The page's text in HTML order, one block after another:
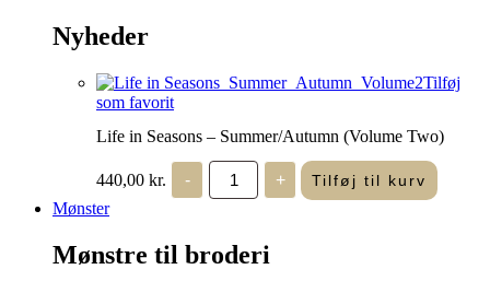
Nyheder
Tilføj
som favorit
Life in Seasons – Summer/Autumn (Volume Two)
440,00 kr. -
Life
Seasons
(Volume
+ Tilføj til kurv
Mønster
Mønstre til broderi